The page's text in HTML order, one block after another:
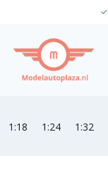
✓
1:18 1:24 1:32